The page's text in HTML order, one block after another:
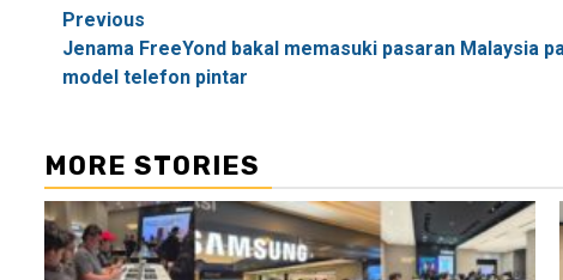
Post
navigation
Previous
Jenama FreeYond bakal memasuki pasaran Malaysia
model telefon pintar
MORE STORIES